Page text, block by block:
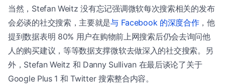
当然，Stefan Weitz 没有忘记强调微软每次搜索相关的发布
会必谈的社交搜索，主要就是与 Facebook 的深度合作，他
提到数据表明 80% 用户在购物前上网搜索后仍会去询问他
人的购买建议，等等数据支撑微软去做深入的社交搜索。另
外，Stefan Weitz 和 Danny Sullivan 在最后谈论了关于
Google Plus 1 和 Twitter 搜索整合内容。